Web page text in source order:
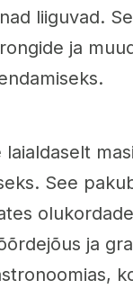
liiguvad.
ja
See
ja